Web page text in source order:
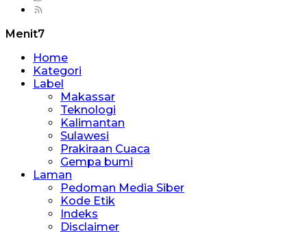
Menit7
Home
Kategori
Label
Makassar
Teknologi
Kalimantan
Sulawesi
Prakiraan Cuaca
Gempa bumi
Laman
Pedoman Media Siber
Kode Etik
Indeks
Disclaimer